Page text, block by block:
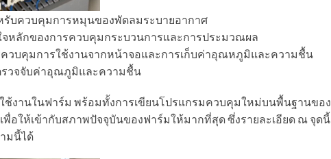
หรับควบคุมการหมุนของพัดลมระบายอากาศ
ใจหลักของการควบคุมกระบวนการและการประมวณผล
ควบคุมการใช้งานจากหน้าจอและการเก็บค่าอุณหภูมิและความชื้น
ตรวจจับค่าอุณภูมิและความชื้น
ช้งานในฟาร์ม พร้อมทั้งการเขียนโปรแกรมควบคุมใหม่บนพื้นฐานของ
อให้เข้ากับสภาพปัจจุบันของฟาร์มให้มากที่สุด ซึ่งรายละเอียด ณ จุดนี้
มนี้ได้